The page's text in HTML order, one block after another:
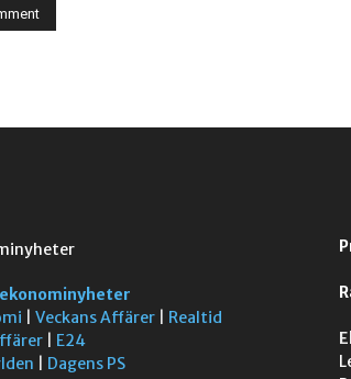
Veckans Affärer
Realtid
E24
Dagens PS